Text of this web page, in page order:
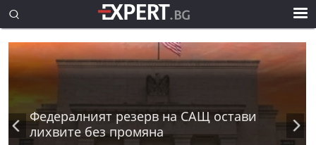
Федералният резерв на САЩ остави
лихвите без промяна